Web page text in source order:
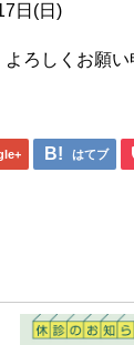
日 (日)
ろしくお願い
はてブ